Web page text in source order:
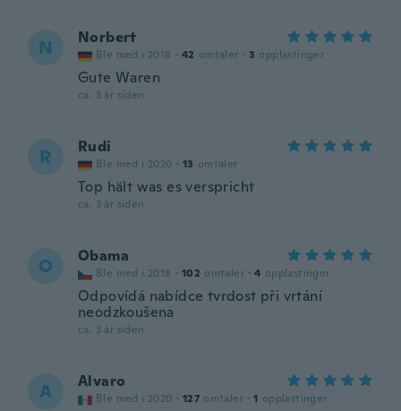
N Norbert
Ble med i 2018 · 42 omtaler · 3 opplastinger
Gute Waren
ca. 3 år siden
R Rudi
Ble med i 2020 · 13 omtaler
Top hält was es verspricht
ca. 3 år siden
O Obama
Ble med i 2018 · 102 omtaler · 4 opplastinger
Odpovídá nabídce tvrdost při vrtání
neodzkoušena
ca. 3 år siden
A Alvaro
Ble med i 2020 · 127 omtaler · 1 opplastinger